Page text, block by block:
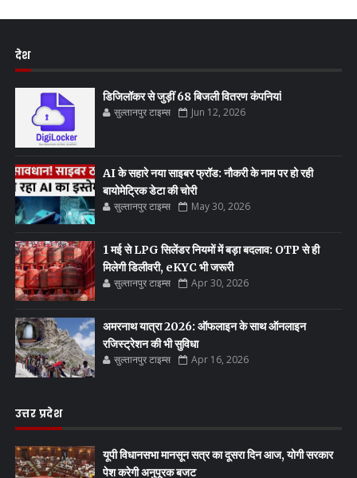
देश
डिजिलॉकर से जुड़ीं 68 बिजली वितरण कंपनियां
सुल्तानपुर टाइम्स Jun 12, 2026
AI के सहारे नया साइबर फ्रॉड: नौकरी के नाम पर हो रही
बायोमेट्रिक डेटा की चोरी
सुल्तानपुर टाइम्स May 30, 2026
1 मई से LPG सिलेंडर नियमों में बड़ा बदलाव: OTP से ही
मिलेगी डिलीवरी, eKYC भी जरूरी
सुल्तानपुर टाइम्स Apr 30, 2026
अमरनाथ यात्रा 2026: ऑफलाइन के साथ ऑनलाइन
रजिस्ट्रेशन की भी सुविधा
सुल्तानपुर टाइम्स Apr 16, 2026
उत्तर प्रदेश
यूपी विधानसभा मानसून सत्र का दूसरा दिन आज, योगी सरकार
पेश करेगी अनुपूरक बजट